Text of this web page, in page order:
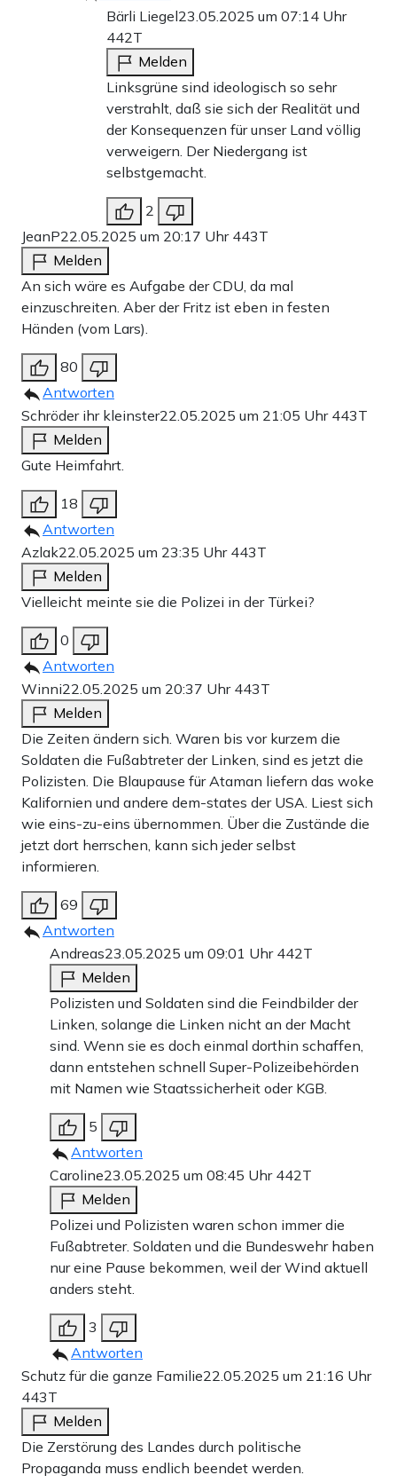
Bärli Liegel23.05.2025 um 07:14 Uhr
442T
Melden
Linksgrüne sind ideologisch so sehr
verstrahlt, daß sie sich der Realität und
der Konsequenzen für unser Land völlig
verweigern. Der Niedergang ist
selbstgemacht.
2
JeanP22.05.2025 um 20:17 Uhr 443T
Melden
An sich wäre es Aufgabe der CDU, da mal
einzuschreiten. Aber der Fritz ist eben in festen
Händen (vom Lars).
80
Antworten
Schröder ihr kleinster22.05.2025 um 21:05 Uhr 443T
Melden
Gute Heimfahrt.
18
Antworten
Azlak22.05.2025 um 23:35 Uhr 443T
Melden
Vielleicht meinte sie die Polizei in der Türkei?
0
Antworten
Winni22.05.2025 um 20:37 Uhr 443T
Melden
Die Zeiten ändern sich. Waren bis vor kurzem die
Soldaten die Fußabtreter der Linken, sind es jetzt die
Polizisten. Die Blaupause für Ataman liefern das woke
Kalifornien und andere dem-states der USA. Liest sich
wie eins-zu-eins übernommen. Über die Zustände die
jetzt dort herrschen, kann sich jeder selbst
informieren.
69
Antworten
Andreas23.05.2025 um 09:01 Uhr 442T
Melden
Polizisten und Soldaten sind die Feindbilder der
Linken, solange die Linken nicht an der Macht
sind. Wenn sie es doch einmal dorthin schaffen,
dann entstehen schnell Super-Polizeibehörden
mit Namen wie Staatssicherheit oder KGB.
5
Antworten
Caroline23.05.2025 um 08:45 Uhr 442T
Melden
Polizei und Polizisten waren schon immer die
Fußabtreter. Soldaten und die Bundeswehr haben
nur eine Pause bekommen, weil der Wind aktuell
anders steht.
3
Antworten
Schutz für die ganze Familie22.05.2025 um 21:16 Uhr
443T
Melden
Die Zerstörung des Landes durch politische
Propaganda muss endlich beendet werden.